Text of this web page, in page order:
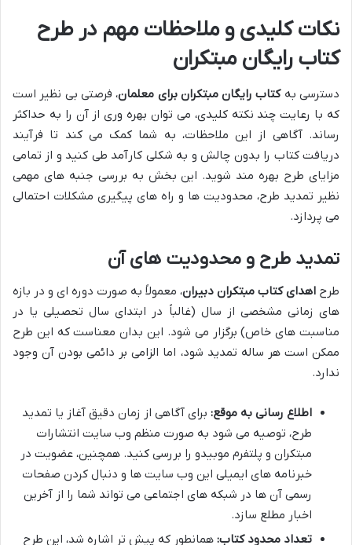
نکات کلیدی و ملاحظات مهم در طرح
کتاب رایگان مبتکران
دسترسی بهکتاب رایگان مبتکران برای معلمان، فرصتی بی نظیر است
که با رعایت چند نکته کلیدی، می توان بهره وری از آن را به حداکثر
رساند. آگاهی از این ملاحظات، به شما کمک می کند تا فرآیند
دریافت کتاب را بدون چالش و به شکلی کارآمد طی کنید و از تمامی
مزایای طرح بهره مند شوید. این بخش به بررسی جنبه های مهمی
نظیر تمدید طرح، محدودیت ها و راه های پیگیری مشکلات احتمالی
می پردازد.
تمدید طرح و محدودیت های آن
طرح اهدای کتاب مبتکران دبیران، معمولاً به صورت دوره ای و در بازه
های زمانی مشخصی از سال (غالباً در ابتدای سال تحصیلی یا در
مناسبت های خاص) برگزار می شود. این بدان معناست که این طرح
ممکن است هر ساله تمدید شود، اما الزامی بر دائمی بودن آن وجود
ندارد.
اطلاع رسانی به موقع: برای آگاهی از زمان دقیق آغاز یا تمدید
طرح، توصیه می شود به صورت منظم وب سایت انتشارات
مبتکران و پلتفرم موبیدو را بررسی کنید. همچنین، عضویت در
خبرنامه های ایمیلی این وب سایت ها و دنبال کردن صفحات
رسمی آن ها در شبکه های اجتماعی می تواند شما را از آخرین
اخبار مطلع سازد.
تعداد محدود کتاب: همانطور که پیش تر اشاره شد، این طرح